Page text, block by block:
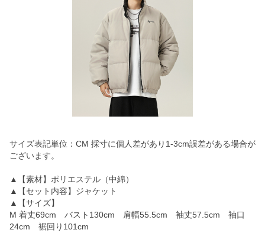
サイズ表記単位：CM 採寸に個人差があり1-3cm誤差がある場合が
ございます。
▲【素材】ポリエステル（中綿）
▲【セット内容】ジャケット
▲【サイズ】
M 着丈69cm バスト130cm 肩幅55.5cm 袖丈57.5cm 袖口
24cm 裾回り101cm